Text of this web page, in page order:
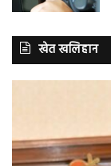
खेत खलिहान